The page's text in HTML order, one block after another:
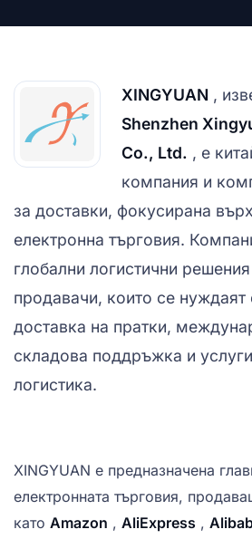
XINGYUAN ,
Shenzhen
Co., Ltd. , е
компания и
за доставки, фокусирана
електронна търговия.
глобални логистични
продавачи, които се
доставка на пратки,
складова поддръжка и
логистика.
XINGYUAN е предназначена
електронната търговия,
като Amazon , AliExpress ,